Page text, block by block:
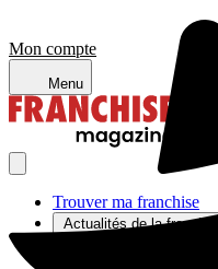
Mon compte
Menu
Trouver ma franchise
Actualités de la franchise